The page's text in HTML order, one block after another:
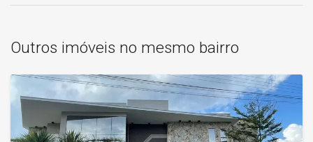
Outros imóveis no mesmo bairro